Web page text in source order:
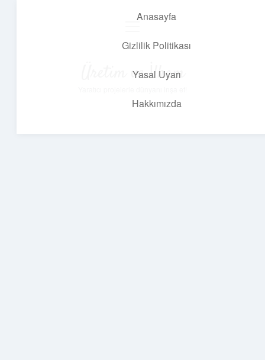
Anasayfa
Gizlilik Politikası
Yasal Uyarı
Hakkımızda
Üretim ve İlham